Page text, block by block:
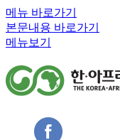
메뉴 바로가기
본문내용 바로가기
메뉴보기